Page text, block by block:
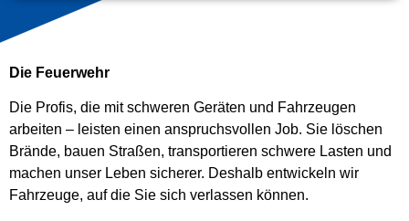
Die Feuerwehr
Die Profis, die mit schweren Geräten und Fahrzeugen
arbeiten – leisten einen anspruchsvollen Job. Sie löschen
Brände, bauen Straßen, transportieren schwere Lasten und
machen unser Leben sicherer. Deshalb entwickeln wir
Fahrzeuge, auf die Sie sich verlassen können.